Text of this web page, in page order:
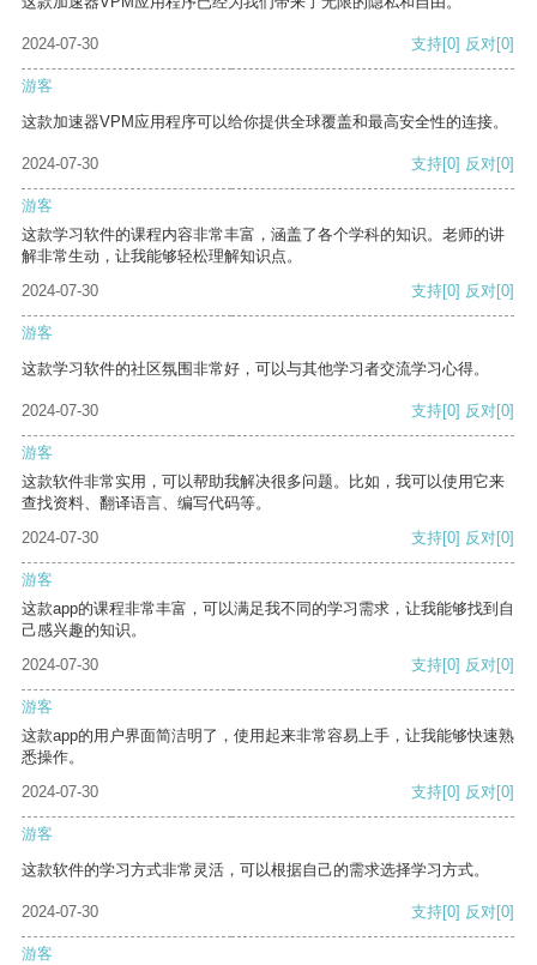
2024-07-30 支持[0] 反对[0]
游客
这款加速器VPM应用程序可以给你提供全球覆盖和最高安全性的连接。
2024-07-30 支持[0] 反对[0]
游客
这款学习软件的课程内容非常丰富，涵盖了各个学科的知识。老师的讲
解非常生动，让我能够轻松理解知识点。
2024-07-30
支持[0] 反对[0]
游客
这款学习软件的社区氛围非常好，可以与其他学习者交流学习心得。
2024-07-30 支持[0] 反对[0]
游客
这款软件非常实用，可以帮助我解决很多问题。比如，我可以使用它来
查找资料、翻译语言、编写代码等。
2024-07-30
支持[0] 反对[0]
游客
这款app的课程非常丰富，可以满足我不同的学习需求，让我能够找到自
己感兴趣的知识。
2024-07-30
支持[0] 反对[0]
游客
这款app的用户界面简洁明了，使用起来非常容易上手，让我能够快速熟
悉操作。
2024-07-30
支持[0] 反对[0]
游客
这款软件的学习方式非常灵活，可以根据自己的需求选择学习方式。
2024-07-30 支持[0] 反对[0]
游客